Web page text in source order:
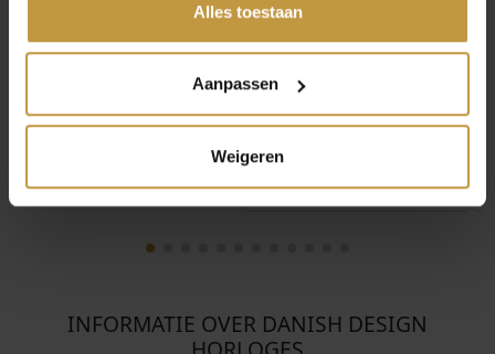
Alles toestaan
Aanpassen
Weigeren
INFORMATIE OVER DANISH DESIGN